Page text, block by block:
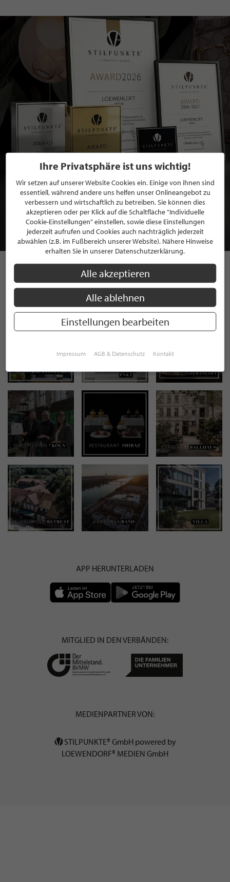
BEWERBEN SIE SICH FÜR EINE GRATIS
MITGLIEDSCHAFT BEI STILPUNKTE®
JETZT GRATIS BEWERBEN
STILPUNKTE AUF
INSTAGRAM
APP HERUNTERLADEN
MITGLIED IN DEN VERBÄNDEN:
MEDIENPARTNER VON:
STILPUNKTE® GmbH powered by
LOEWENDORF® MEDIEN GmbH
Ihre Privatsphäre ist uns wichtig!
Wir setzen auf unserer Website Cookies ein. Einige von ihnen sind
essentiell, während andere uns helfen unser Onlineangebot zu
verbessern und wirtschaftlich zu betreiben. Sie können dies
akzeptieren oder per Klick auf die Schaltfläche "Individuelle
Cookie-Einstellungen" einstellen, sowie diese Einstellungen
jederzeit aufrufen und Cookies auch nachträglich jederzeit
abwählen (z.B. im Fußbereich unserer Website). Nähere Hinweise
erhalten Sie in unserer Datenschutzerklärung.
Alle akzeptieren
Alle ablehnen
Einstellungen bearbeiten
Impressum AGB & Datenschutz Kontakt